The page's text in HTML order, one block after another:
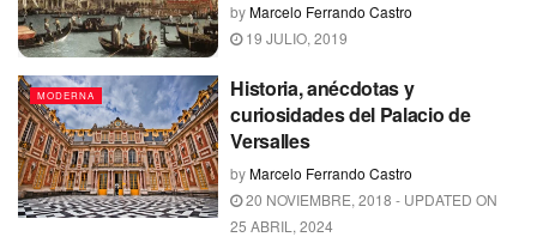
byMarcelo Ferrando Castro
19 JULIO, 2019
MODERNA
Historia, anécdotas y
curiosidades del Palacio de
Versalles
byMarcelo Ferrando Castro
20 NOVIEMBRE, 2018 - UPDATED ON
25 ABRIL, 2024